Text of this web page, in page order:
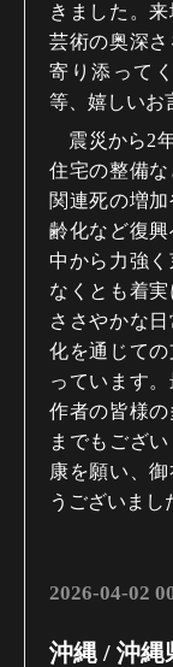
きました。
芸術の奥深
寄り添って
等、嬉しいお
震災から2
住宅の整備
関連死の増
齢化など復
中から力強
なくとも着
ささやかな
化を通じて
っています
作者の皆様
までもござ
康を願い、
うございまし
2026-04-02
沖縄 / 沖縄